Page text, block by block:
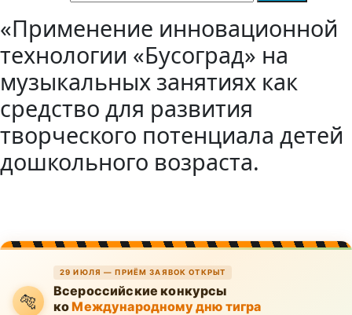
«Применение инновационной
технологии «Бусоград» на
музыкальных занятиях как
средство для развития
творческого потенциала детей
дошкольного возраста.
🐅
29 ИЮЛЯ — ПРИЁМ ЗАЯВОК ОТКРЫТ
Всероссийские конкурсы
коМеждународному дню тигра